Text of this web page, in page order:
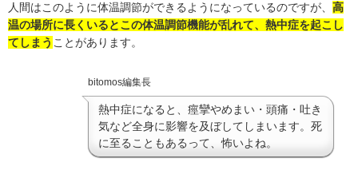
人間はこのように体温調節ができるようになっているのですが、 高
温の場所に長くいるとこの体温調節機能が乱れて、熱中症を起こし
てしまう ことがあります。
bitomos編集長
熱中症になると、痙攣やめまい・頭痛・吐き
気など全身に影響を及ぼしてしまいます。死
に至ることもあるって、怖いよね。